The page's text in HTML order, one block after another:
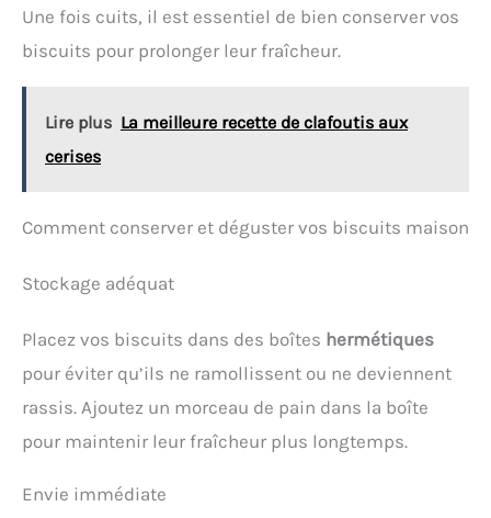
Résidu De Pâte Et D'ingrédients Collants, Ce Qui Le
Rend Facile À Nettoyer : Il Suffit De L'essuyer Ou De
Le Rincer À L'eau, Ce Qui Permet De Gagner Du
Four Peut Être Utilisé À Des Températures Allant De
-40 °C À +230 °C Et Convient Aux Fours, Micro-Ondes,
Réfrigérateurs Et Lave-Vaisselle, Ce Qui Le Rend
Réutilisable Convient À La Cuisson Et Au Pétrissage
De La Pâte, Du Pain, Des Biscuits, Des Pizzas, Des
Plus Encore, Répondant À Tous Vos Besoins En
Une fois cuits, il est essentiel de bien conserver vos
biscuits pour prolonger leur fraîcheur.
Lire plus La meilleure recette de clafoutis aux
cerises
Comment conserver et déguster vos biscuits maison
Stockage adéquat
Placez vos biscuits dans des boîtes hermétiques
pour éviter qu’ils ne ramollissent ou ne deviennent
rassis. Ajoutez un morceau de pain dans la boîte
pour maintenir leur fraîcheur plus longtemps.
Envie immédiate